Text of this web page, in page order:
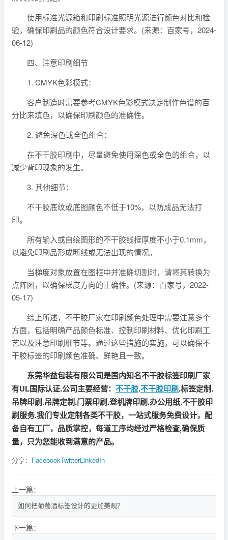
使用标准光源箱和印刷标准照明光源进行颜色对比和检
验，确保印刷品的颜色符合设计要求。(来源：百家号，2024-
06-12)
四、注意印刷细节
1. CMYK色彩模式：
客户制造时需要参考CMYK色彩模式决定制作色谱的百
分比来填色，以确保印刷颜色的准确性。
2. 避免深色或全色组合：
在不干胶印刷中，尽量避免使用深色或全色的组合，以
减少背印现象的发生。
3. 其他细节：
不干胶底纹或底图颜色不低于10%，以防成品无法打
印。
所有输入或自绘图形的不干胶线框厚度不小于0.1mm，
以避免印刷品形成断线或无法出现的情况。
当梯度对象放置在图框中并准确切割时，请将其转换为
点阵图，以确保梯度方向的正确性。(来源：百家号，2022-
05-17)
综上所述，不干胶厂家在印刷颜色处理中需要注意多个
方面，包括明确产品颜色标准、控制印刷材料、优化印刷工
艺以及注意印刷细节等。通过这些措施的实施，可以确保不
干胶标签的印刷颜色准确、鲜艳且一致。
东莞华益包装有限公司是国内知名不干胶标签印刷厂家
有UL国际认证.公司主要经营： 不干胶.不干胶印刷.标签定制.
吊牌印刷.吊牌定制.门票印刷.登机牌印刷.办公用纸.不干胶印
刷服务.我们专业定制各类不干胶，一站式服务免费设计，配
备自有工厂，品质掌控，每道工序均经过严格检查,确保质
量，只为您能收到满意的产品。
分享： FacebookTwitterLinkedIn
上一篇：
如何把葡萄酒标签设计的更加美观？
下一篇：